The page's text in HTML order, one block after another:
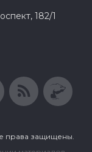
182/1
права защищены.